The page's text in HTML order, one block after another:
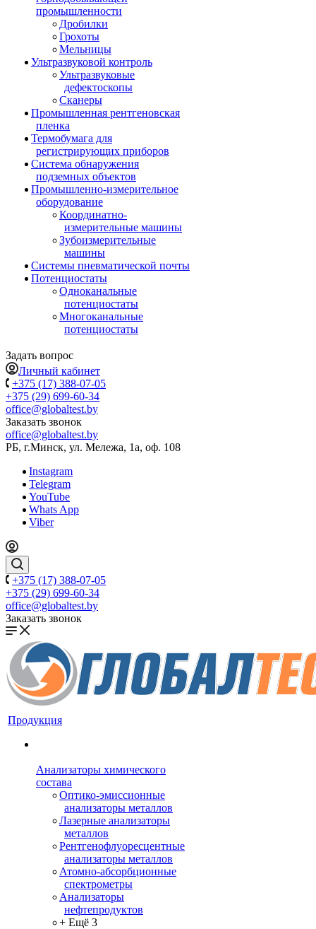
промышленности
Дробилки
Грохоты
Мельницы
Ультразвуковой контроль
Ультразвуковые
дефектоскопы
Сканеры
Промышленная рентгеновская
пленка
Термобумага для
регистрирующих приборов
Система обнаружения
подземных объектов
Промышленно-измерительное
оборудование
Координатно-
измерительные машины
Зубоизмерительные
машины
Системы пневматической почты
Потенциостаты
Одноканальные
потенциостаты
Многоканальные
потенциостаты
Задать вопрос
Личный кабинет
+375 (17) 388-07-05
+375 (29) 699-60-34
office@globaltest.by
Заказать звонок
office@globaltest.by
РБ, г.Минск, ул. Мележа, 1а, оф. 108
Instagram
Telegram
YouTube
Whats App
Viber
+375 (17) 388-07-05
+375 (29) 699-60-34
office@globaltest.by
Заказать звонок
Продукция
Анализаторы химического
состава
Оптико-эмиссионные
анализаторы металлов
Лазерные анализаторы
металлов
Рентгенофлуоресцентные
анализаторы металлов
Атомно-абсорбционные
спектрометры
Анализаторы
нефтепродуктов
+ Ещё 3